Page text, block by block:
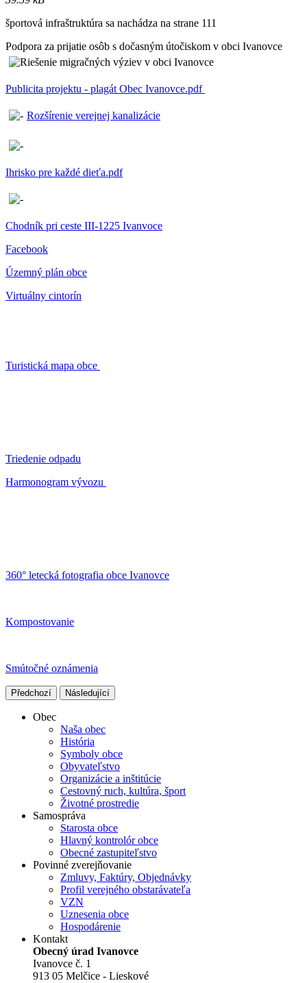
športová infraštruktúra sa nachádza na strane 111
Podpora za prijatie osôb s dočasným útočiskom v obci Ivanovce
Publicita projektu - plagát Obec Ivanovce.pdf
Rozšírenie verejnej kanalizácie
Ihrisko pre každé dieťa.pdf
Chodník pri ceste III-1225 Ivanvoce
Facebook
Územný plán obce
Virtuálny cintorín
Turistická mapa obce
Triedenie odpadu
Harmonogram vývozu
360° letecká fotografia obce Ivanovce
Kompostovanie
Smútočné oznámenia
Předchozí Následující
Obec
Naša obec
História
Symboly obce
Obyvateľstvo
Organizácie a inštitúcie
Cestovný ruch, kultúra, šport
Životné prostredie
Samospráva
Starosta obce
Hlavný kontrolór obce
Obecné zastupiteľstvo
Povinné zverejňovanie
Zmluvy, Faktúry, Objednávky
Profil verejného obstarávateľa
VZN
Uznesenia obce
Hospodárenie
Kontakt
Obecný úrad Ivanovce
Ivanovce č. 1
913 05 Melčice - Lieskové